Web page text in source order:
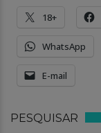
18+
WhatsApp
E-mail
PESQUISAR